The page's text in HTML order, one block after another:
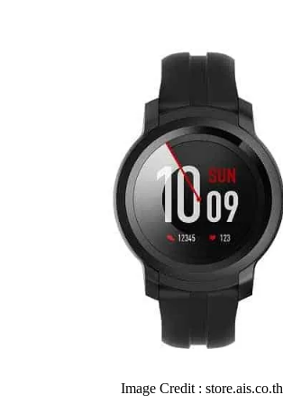
Image Credit : store.ais.co.th